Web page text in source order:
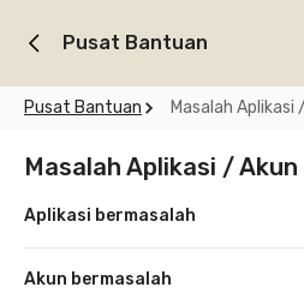
Pusat Bantuan
Pusat Bantuan Masalah Aplikasi
Masalah Aplikasi / Akun
Aplikasi bermasalah
Akun bermasalah